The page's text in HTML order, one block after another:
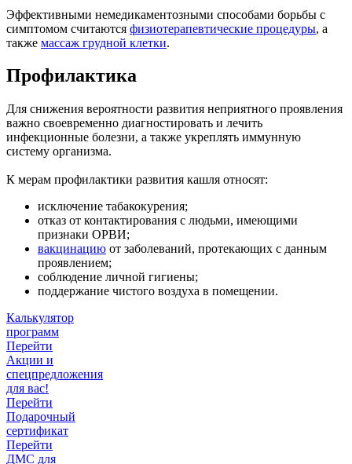
Эффективными немедикаментозными способами борьбы с
симптомом считаются физиотерапевтические процедуры, а
также массаж грудной клетки.
Профилактика
Для снижения вероятности развития неприятного проявления
важно своевременно диагностировать и лечить
инфекционные болезни, а также укреплять иммунную
систему организма.
К мерам профилактики развития кашля относят:
исключение табакокурения;
отказ от контактирования с людьми, имеющими
признаки ОРВИ;
вакцинацию от заболеваний, протекающих с данным
проявлением;
соблюдение личной гигиены;
поддержание чистого воздуха в помещении.
Калькулятор
программ
Перейти
Акции и
спецпредложения
для вас!
Перейти
Подарочный
сертификат
Перейти
ДМС для